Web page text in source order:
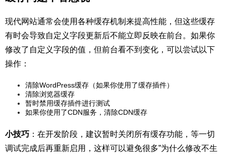
现代网站通常会使用各种缓存机制来提高性能，但这些缓存
有时会导致自定义字段更新后不能立即反映在前台。如果你
修改了自定义字段的值，但前台看不到变化，可以尝试以下
操作：
清除WordPress缓存（如果你使用了缓存插件）
清除浏览器缓存
暂时禁用缓存插件进行测试
如果你使用了CDN服务，清除CDN缓存
小技巧 ：在开发阶段，建议暂时关闭所有缓存功能，等一切
调试完成后再重新启用，这样可以避免很多”为什么修改不生